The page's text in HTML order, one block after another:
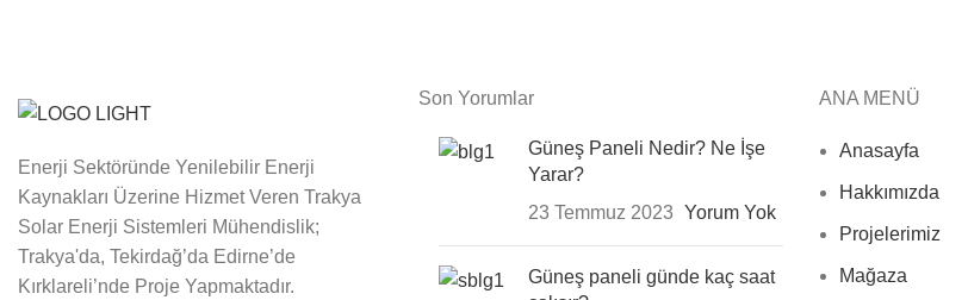
Enerji Sektöründe Yenilebilir Enerji
Kaynakları Üzerine Hizmet Veren Trakya
Solar Enerji Sistemleri Mühendislik;
Trakya'da, Tekirdağ’da Edirne’de
Kırklareli’nde Proje Yapmaktadır.
Son Yorumlar
Güneş Paneli Nedir? Ne İşe
Yarar?
23 Temmuz 2023 Yorum Yok
Güneş paneli günde kaç saat
ANA MENÜ
Anasayfa
Hakkımızda
Projelerimiz
Mağaza